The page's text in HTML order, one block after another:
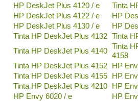
HP DeskJet Plus 4120 / e
Tinta
HP DeskJet Plus 4122 / e
HP
HP DeskJet Plus 4130 / e
HP
Tinta HP DeskJet Plus 4132 Tinta
Tinta HP DeskJet Plus 4140
Tinta
4158
Tinta HP DeskJet Plus 4152 HP
Tinta HP DeskJet Plus 4155 HP
Tinta HP DeskJet Plus 4210 HP
HP Envy 6020 / e
HP